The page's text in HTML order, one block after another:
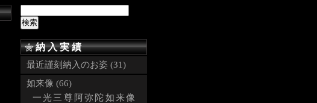
納 入 実 績
最近謹刻納入のお姿 (31)
如来像 (66)
一光三尊阿弥陀如来像